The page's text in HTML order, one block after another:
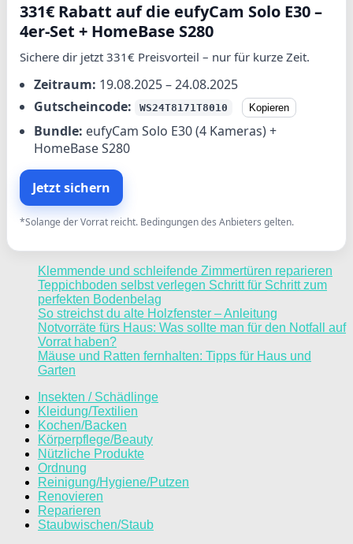
331€ Rabatt auf die eufyCam Solo E30 –
4er-Set + HomeBase S280
Sichere dir jetzt 331€ Preisvorteil – nur für kurze Zeit.
Zeitraum: 19.08.2025 – 24.08.2025
Gutscheincode:
WS24T8171T8010 Kopieren
Bundle: eufyCam Solo E30 (4 Kameras) +
HomeBase S280
Jetzt sichern
*Solange der Vorrat reicht. Bedingungen des Anbieters gelten.
Klemmende und schleifende Zimmertüren reparieren
Teppichboden selbst verlegen Schritt für Schritt zum
perfekten Bodenbelag
So streichst du alte Holzfenster – Anleitung
Notvorräte fürs Haus: Was sollte man für den Notfall auf
Vorrat haben?
Mäuse und Ratten fernhalten: Tipps für Haus und
Garten
Insekten / Schädlinge
Kleidung/Textilien
Kochen/Backen
Körperpflege/Beauty
Nützliche Produkte
Ordnung
Reinigung/Hygiene/Putzen
Renovieren
Reparieren
Staubwischen/Staub